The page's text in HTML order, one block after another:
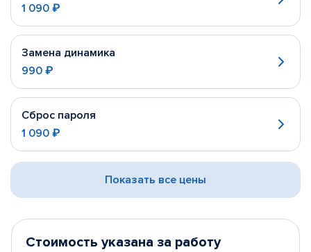
1 090 ₽
Замена динамика
990 ₽
Сброс пароля
1 090 ₽
Показать все цены
Стоимость указана за работу